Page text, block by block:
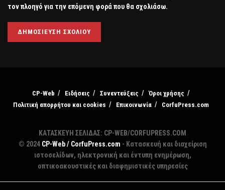
τον πλοηγό για την επόμενη φορά που θα σχολιάσω.
CP-Web Ειδήσεις Συνεντεύξεις
Όροι χρήσης
Πολιτική απορρήτου και cookies
Επικοινωνία CorfuPress.com
ΚΑΤΑΣΚΕΥΗ ΣΕΛΙΔΑΣ: CP-WEB/CORFUPRESS.COM
© 2024 CP-Web / CorfuPress.com - Κατασκευή και διαχείριση
ιστοσελίδων, ηλεκτρονική και έντυπη ενημέρωση,
οπτικοακουστικές και διαφημιστικές υπηρεσίες